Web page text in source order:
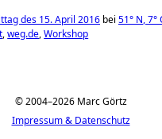
des 15. April 2016 bei 51° N,7°
weg.de Workshop
© 2004–2026 Marc Görtz
Impressum & Datenschutz